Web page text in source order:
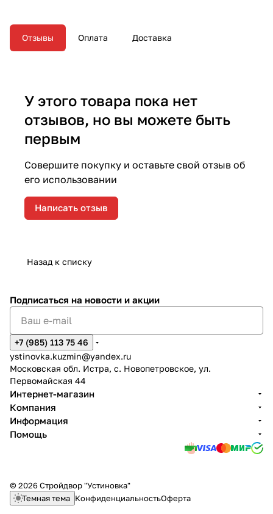
Отзывы Оплата Доставка
У этого товара пока нет
отзывов, но вы можете быть
первым
Совершите покупку и оставьте свой отзыв об
его использовании
Написать отзыв
Назад к списку
Подписаться на новости и акции
+7 (985) 113 75 46
ystinovka.kuzmin@yandex.ru
Московская обл. Истра, с. Новопетровское, ул.
Первомайская 44
Интернет-магазин
Компания
Информация
Помощь
© 2026 Стройдвор "Устиновка"
Темная тема КонфиденциальностьОферта